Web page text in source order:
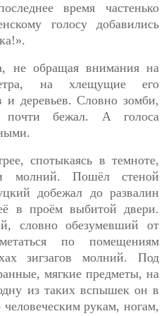
время частенько
голосу добавились
не обращая внимания на
на хлещущие его
и деревьев. Словно зомби,
бежал. А голоса
спотыкаясь в темноте,
молний. Пошёл стеной
добежал до развалин
в проём выбитой двери.
словно обезумевший от
по помещениям
зигзагов молний. Под
мягкие предметы, на
из таких вспышек он в
рукам, ногам,